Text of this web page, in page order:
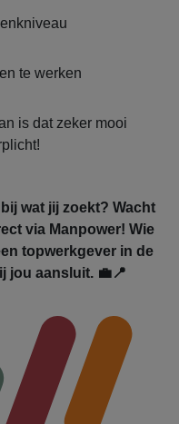
te werken
is dat zeker mooi
wat jij zoekt? Wacht
via Manpower! Wie
topwerkgever in de
jou aansluit. 💼📍